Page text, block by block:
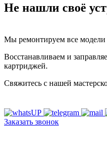
Не нашли своё
Мы ремонтируем все модели
Восстанавливаем и
картриджей.
Свяжитесь с нашей
Заказать звонок